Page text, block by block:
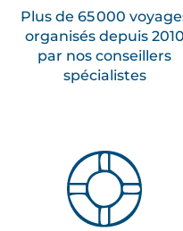
Plus de 65 000
organisés depuis 2010
par nos conseillers
spécialistes